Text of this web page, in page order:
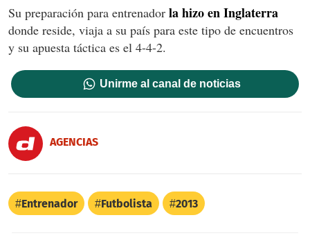
Su preparación para entrenador la hizo en Inglaterra
donde reside, viaja a su país para este tipo de encuentros
y su apuesta táctica es el 4-4-2.
Unirme al canal de noticias
AGENCIAS
Entrenador Futbolista 2013